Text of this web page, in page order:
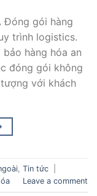
Đóng gói hàng
trình logistics.
hàng hóa an
đóng gói không
với khách
Tin tức
Leave a comment